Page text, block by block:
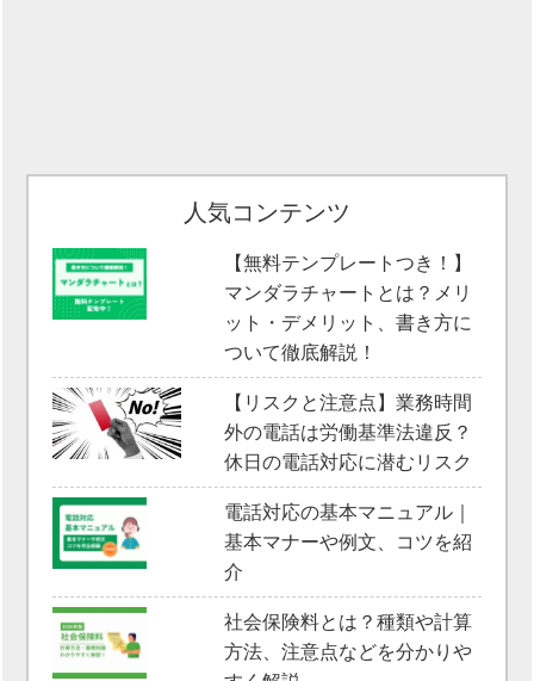
人気コンテンツ
【無料テンプレートつき！】
マンダラチャートとは？メリ
ット・デメリット、書き方に
ついて徹底解説！
【リスクと注意点】業務時間
外の電話は労働基準法違反？
休日の電話対応に潜むリスク
電話対応の基本マニュアル｜
基本マナーや例文、コツを紹
介
社会保険料とは？種類や計算
方法、注意点などを分かりや